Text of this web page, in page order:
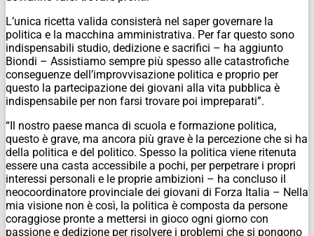
L’unica ricetta valida consisterà nel saper governare la
politica e la macchina amministrativa. Per far questo sono
indispensabili studio, dedizione e sacrifici – ha aggiunto
Biondi – Assistiamo sempre più spesso alle catastrofiche
conseguenze dell’improvvisazione politica e proprio per
questo la partecipazione dei giovani alla vita pubblica è
indispensabile per non farsi trovare poi impreparati”.
“Il nostro paese manca di scuola e formazione politica,
questo è grave, ma ancora più grave è la percezione che si ha
della politica e del politico. Spesso la politica viene ritenuta
essere una casta accessibile a pochi, per perpetrare i propri
interessi personali e le proprie ambizioni – ha concluso il
neocoordinatore provinciale dei giovani di Forza Italia – Nella
mia visione non è così, la politica è composta da persone
coraggiose pronte a mettersi in gioco ogni giorno con
passione e dedizione per risolvere i problemi che si pongono